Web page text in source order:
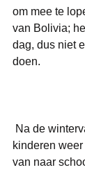
om mee te
van Bolivia;
dag, dus niet
doen.
kinderen
van naar